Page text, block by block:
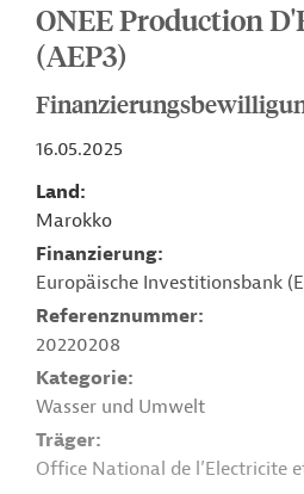
ONEE Production
(AEP3)
16.05.2025
Land
Marokko
Finanzierung
Europäische Investitionsbank
Referenznummer
20220208
Kategorie
Wasser und Umwelt
Träger
Office National de l’Electricite